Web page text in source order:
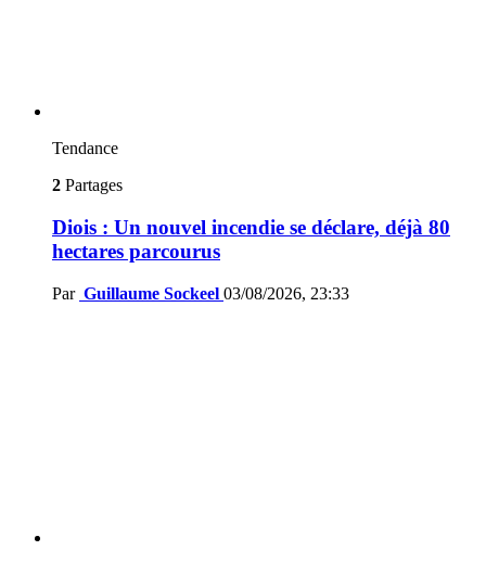
Tendance
2 Partages
Diois : Un nouvel incendie se déclare, déjà 80
hectares parcourus
Par Guillaume Sockeel 03/08/2026, 23:33